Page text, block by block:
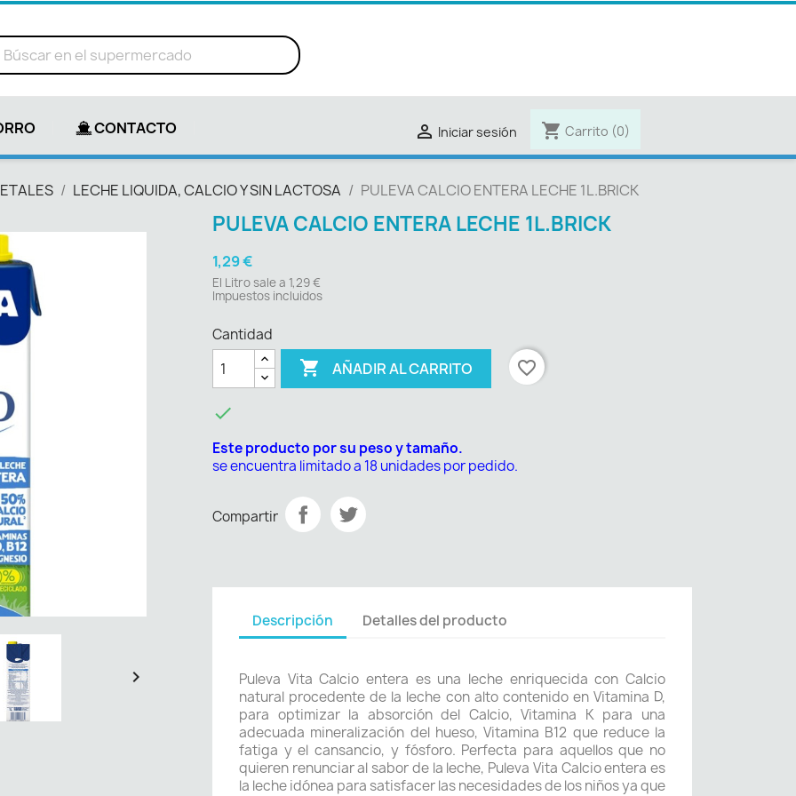
 Iniciar sesión shopping_cart Carrito (0)
CONTACTO
LECHE LIQUIDA, CALCIO Y SIN LACTOSA PULEVA CALCIO ENTERA LECHE 1L.BRICK

PULEVA CALCIO ENTERA LECHE 1L.BRICK
1,29 €
El Litro sale a 1,29 €
Impuestos incluidos
Cantidad
 AÑADIR AL CARRITO favorite_border

Este producto por su peso y tamaño.
se encuentra limitado a 18 unidades por pedido.
Compartir
Descripción Detalles del producto
Puleva Vita Calcio entera es una leche enriquecida con Calcio
natural procedente de la leche con alto contenido en Vitamina D,
para optimizar la absorción del Calcio, Vitamina K para una
adecuada mineralización del hueso, Vitamina B12 que reduce la
fatiga y el cansancio, y fósforo. Perfecta para aquellos que no
quieren renunciar al sabor de la leche, Puleva Vita Calcio entera es
la leche idónea para satisfacer las necesidades de los niños ya que